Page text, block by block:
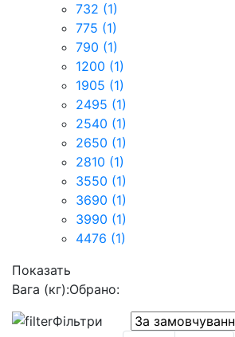
732 (1)
775 (1)
790 (1)
1200 (1)
1905 (1)
2495 (1)
2540 (1)
2650 (1)
2810 (1)
3550 (1)
3690 (1)
3990 (1)
4476 (1)
Показать
Вага (кг):Обрано:
Фільтри